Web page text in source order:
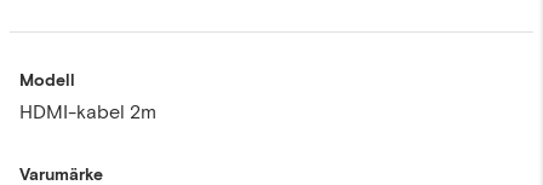
Modell
HDMI-kabel 2m
Varumärke